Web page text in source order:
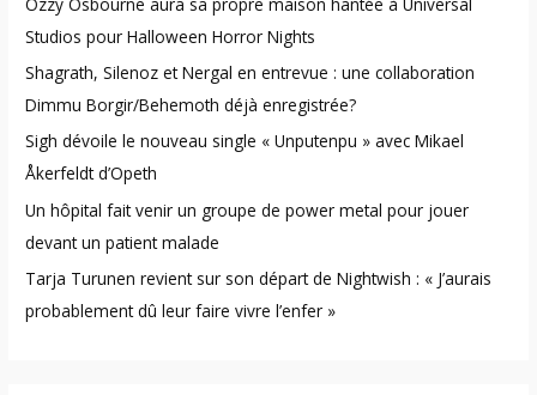
f
o
r
:
Studios pour Halloween Horror Nights
Shagrath, Silenoz et Nergal en entrevue : une collaboration
Dimmu Borgir/Behemoth déjà enregistrée?
Sigh dévoile le nouveau single « Unputenpu » avec Mikael
Åkerfeldt d’Opeth
Un hôpital fait venir un groupe de power metal pour jouer
devant un patient malade
Tarja Turunen revient sur son départ de Nightwish : « J’aurais
probablement dû leur faire vivre l’enfer »